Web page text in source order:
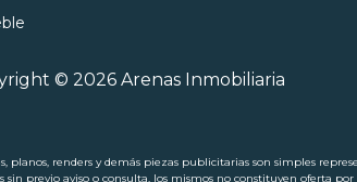
© 2026 Arenas Inmobiliaria
planos, renders y demás piezas publicitarias son simples
sin previo aviso o consulta, los mismos no constituyen oferta